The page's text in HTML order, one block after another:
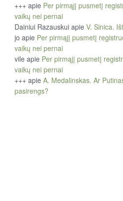
+++ apie Per pirmąjį pusmetį
vaikų nei pernai
Dainiui Razauskui apie V. Sinica.
jo apie Per pirmąjį pusmetį
vaikų nei pernai
vile apie Per pirmąjį pusmetį
vaikų nei pernai
+++ apie A. Medalinskas. Ar
pasirengs?